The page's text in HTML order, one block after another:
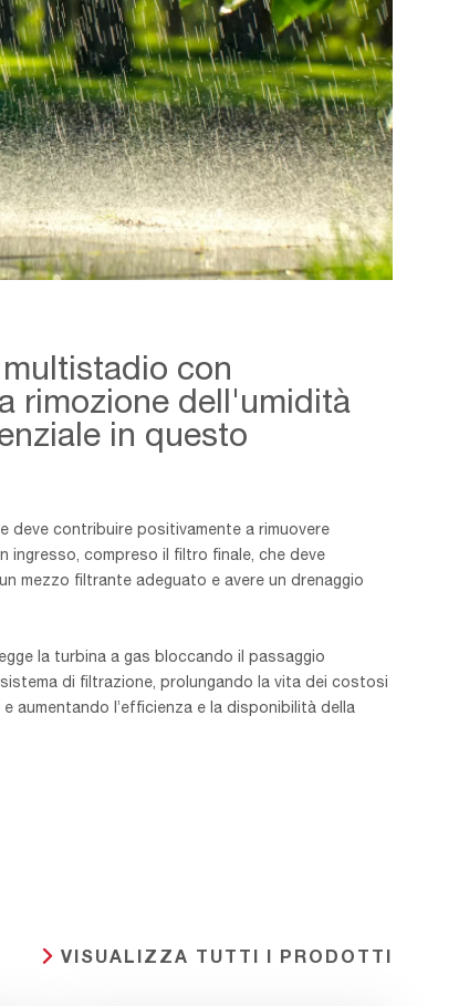
con
rimozione dell'umidità
in questo
deve contribuire positivamente a rimuovere
in ingresso, compreso il filtro finale, che deve
mezzo filtrante adeguato e avere un drenaggio
la turbina a gas bloccando il passaggio
di filtrazione, prolungando la vita dei costosi
aumentando l’efficienza e la disponibilità della
VISUALIZZA TUTTI I PRODOTTI